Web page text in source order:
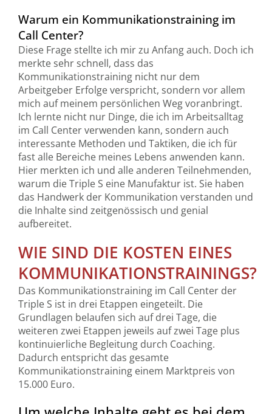
Warum ein Kommunikationstraining im
Call Center?
Diese Frage stellte ich mir zu Anfang auch. Doch ich
merkte sehr schnell, dass das
Kommunikationstraining nicht nur dem
Arbeitgeber Erfolge verspricht, sondern vor allem
mich auf meinem persönlichen Weg voranbringt.
Ich lernte nicht nur Dinge, die ich im Arbeitsalltag
im Call Center verwenden kann, sondern auch
interessante Methoden und Taktiken, die ich für
fast alle Bereiche meines Lebens anwenden kann.
Hier merkten ich und alle anderen Teilnehmenden,
warum die Triple S eine Manufaktur ist. Sie haben
das Handwerk der Kommunikation verstanden und
die Inhalte sind zeitgenössisch und genial
aufbereitet.
WIE SIND DIE KOSTEN EINES
KOMMUNIKATIONSTRAININGS?
Das Kommunikationstraining im Call Center der
Triple S ist in drei Etappen eingeteilt. Die
Grundlagen belaufen sich auf drei Tage, die
weiteren zwei Etappen jeweils auf zwei Tage plus
kontinuierliche Begleitung durch Coaching.
Dadurch entspricht das gesamte
Kommunikationstraining einem Marktpreis von
15.000 Euro.